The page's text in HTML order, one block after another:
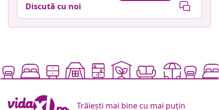
Discută cu noi
Trăiești mai bine cu mai puțin